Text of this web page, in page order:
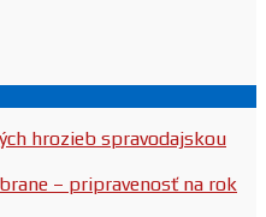
hrozieb spravodajskou
– pripravenosť na rok